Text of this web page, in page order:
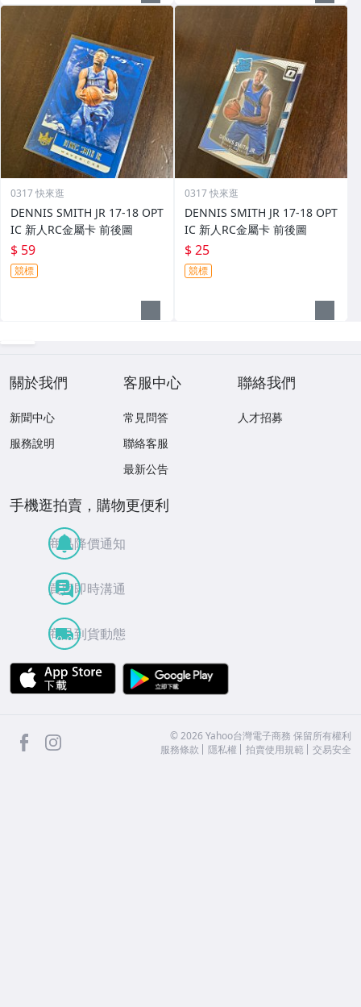
0317 快來逛
DENNIS SMITH JR 17-18 OPT
IC 新人RC金屬卡 前後圖
$ 59
競標
0317 快來逛
DENNIS SMITH JR 17-18 OPT
IC 新人RC金屬卡 前後圖
$ 25
競標
關於我們
新聞中心
服務說明
客服中心
常見問答
聯絡客服
最新公告
聯絡我們
人才招募
手機逛拍賣，購物更便利
商品降價通知
買賣即時溝通
商品到貨動態
APP Store
facebook ©2026 Yahoo台灣電子商務 保留所有權利
服務條款
隱私權 拍賣使用規範 交易安全